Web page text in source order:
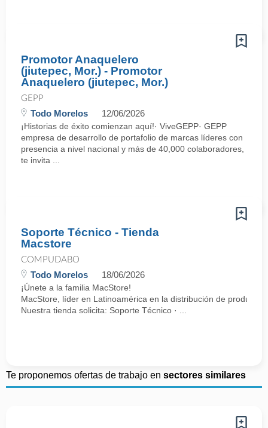
Promotor Anaquelero
(jiutepec, Mor.) - Promotor
Anaquelero (jiutepec, Mor.)
GEPP
Todo Morelos 12/06/2026
¡Historias de éxito comienzan aquí!· ViveGEPP· GEPP
empresa de desarrollo de portafolio de marcas líderes con
presencia a nivel nacional y más de 40,000 colaboradores,
te invita ...
Soporte Técnico - Tienda
Macstore
COMPUDABO
Todo Morelos 18/06/2026
¡Únete a la familia MacStore!
MacStore, líder en Latinoamérica en la distribución de
Nuestra tienda solicita: Soporte Técnico · ...
Te proponemos ofertas de trabajo en sectores similares